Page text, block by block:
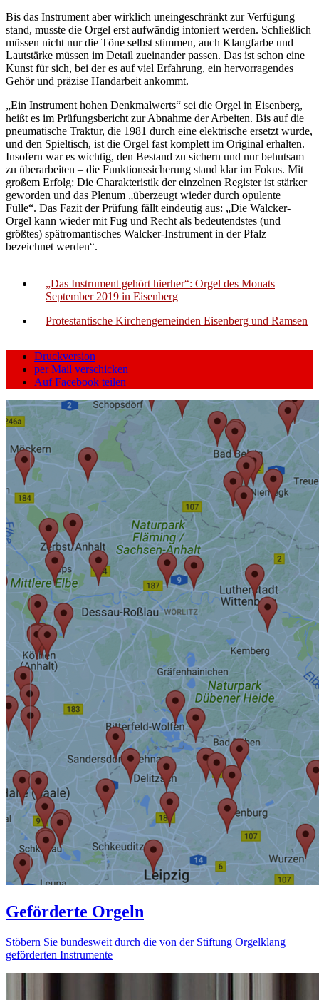
Bis das Instrument aber wirklich uneingeschränkt zur Verfügung
stand, musste die Orgel erst aufwändig intoniert werden. Schließlich
müssen nicht nur die Töne selbst stimmen, auch Klangfarbe und
Lautstärke müssen im Detail zueinander passen. Das ist schon eine
Kunst für sich, bei der es auf viel Erfahrung, ein hervorragendes
Gehör und präzise Handarbeit ankommt.
„Ein Instrument hohen Denkmalwerts“ sei die Orgel in Eisenberg,
heißt es im Prüfungsbericht zur Abnahme der Arbeiten. Bis auf die
pneumatische Traktur, die 1981 durch eine elektrische ersetzt wurde,
und den Spieltisch, ist die Orgel fast komplett im Original erhalten.
Insofern war es wichtig, den Bestand zu sichern und nur behutsam
zu überarbeiten – die Funktionssicherung stand klar im Fokus. Mit
großem Erfolg: Die Charakteristik der einzelnen Register ist stärker
geworden und das Plenum „überzeugt wieder durch opulente
Fülle“. Das Fazit der Prüfung fällt eindeutig aus: „Die Walcker-
Orgel kann wieder mit Fug und Recht als bedeutendstes (und
größtes) spätromantisches Walcker-Instrument in der Pfalz
bezeichnet werden“.
„Das Instrument gehört hierher“: Orgel des Monats
September 2019 in Eisenberg
Protestantische Kirchengemeinden Eisenberg und Ramsen
Druckversion
per Mail verschicken
Auf Facebook teilen
Geförderte Orgeln
Stöbern Sie bundesweit durch die von der Stiftung Orgelklang
geförderten Instrumente